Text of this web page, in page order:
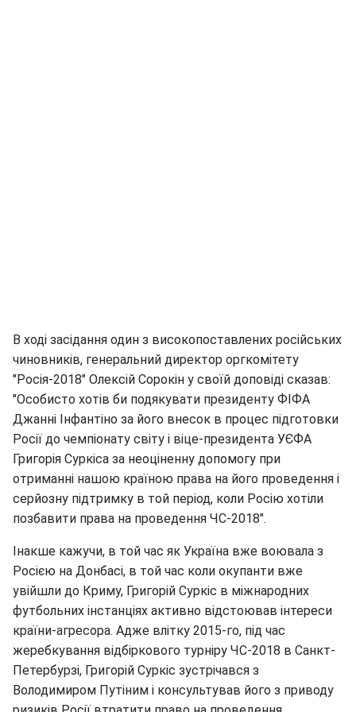
В ході засідання один з високопоставлених російських
чиновників, генеральний директор оргкомітету
"Росія-2018" Олексій Сорокін у своїй доповіді сказав:
"Особисто хотів би подякувати президенту ФІФА
Джанні Інфантіно за його внесок в процес підготовки
Росії до чемпіонату світу і віце-президента УЄФА
Григорія Суркіса за неоціненну допомогу при
отриманні нашою країною права на його проведення і
серйозну підтримку в той період, коли Росію хотіли
позбавити права на проведення ЧС-2018".
Інакше кажучи, в той час як Україна вже воювала з
Росією на Донбасі, в той час коли окупанти вже
увійшли до Криму, Григорій Суркіс в міжнародних
футбольних інстанціях активно відстоював інтереси
країни-агресора. Адже влітку 2015-го, під час
жеребкування відбіркового турніру ЧС-2018 в Санкт-
Петербурзі, Григорій Суркіс зустрічався з
Володимиром Путіним і консультував його з приводу